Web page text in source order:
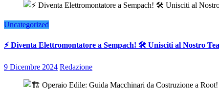
Uncategorized
⚡ Diventa Elettromontatore a Sempach! 🛠️ Unisciti al Nostro
9 Dicembre 2024 Redazione